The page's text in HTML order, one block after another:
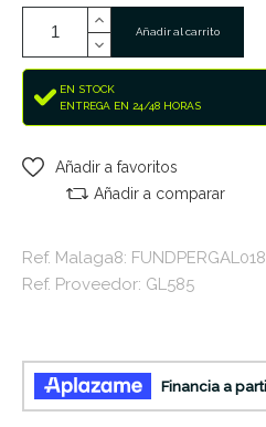
Añadir al carrito
EN STOCK
ENTREGA EN 24/48 HORAS
Añadir a favoritos
Añadir a comparar
Ref. Malaga8: FUNDPERGAL018
Ref. Proveedor: GL585